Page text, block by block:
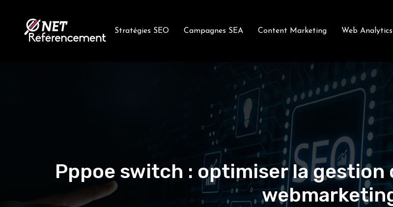
Stratégies SEO Campagnes SEA Content Marketing Web Analytics
Pppoe switch : optimiser la gestion